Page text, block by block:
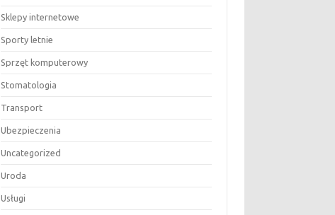
Sklepy internetowe
Sporty letnie
Sprzęt komputerowy
Stomatologia
Transport
Ubezpieczenia
Uncategorized
Uroda
Usługi